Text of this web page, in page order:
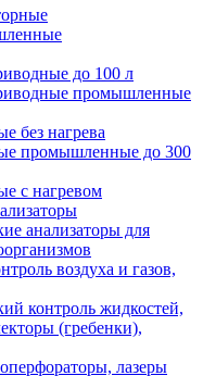
до 100 л
промышленные
без нагрева
промышленные до 300
с нагревом
анализаторы для
воздуха и газов,
контроль жидкостей,
(гребенки),
лазеры